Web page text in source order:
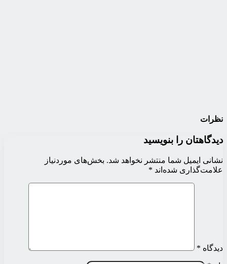
نظرات
دیدگاهتان را بنویسید
نشانی ایمیل شما منتشر نخواهد شد. بخش‌های موردنیاز
علامت‌گذاری شده‌اند *
دیدگاه *